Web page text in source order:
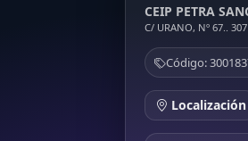
CEIP PETRA
C/ URANO, Nº 67..
Código:
Localización